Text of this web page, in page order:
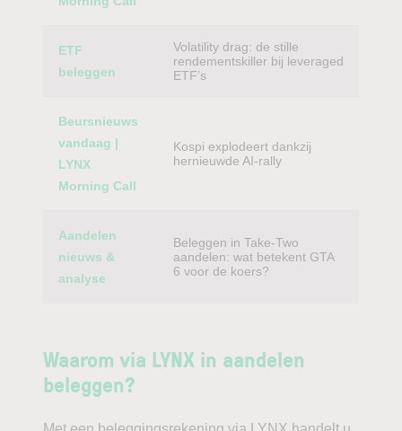
ETF
beleggen
Volatility drag: de stille
rendementskiller bij leveraged
ETF’s
Beursnieuws
vandaag |
LYNX
Morning Call
Kospi explodeert dankzij
hernieuwde AI-rally
Aandelen
nieuws &
analyse
Beleggen in Take-Two
aandelen: wat betekent GTA
6 voor de koers?
Waarom via LYNX in aandelen
beleggen?